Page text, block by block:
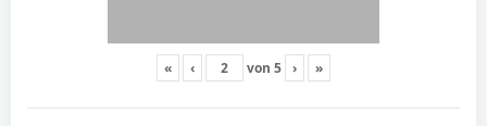
« ‹ von 5 › »